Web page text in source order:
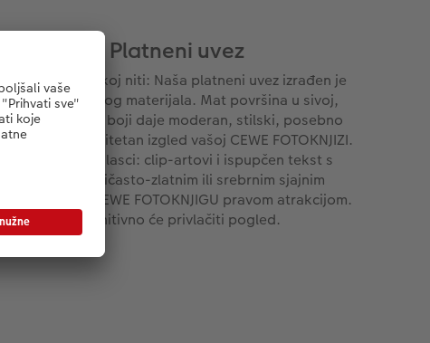
Platneni uvez
Doživljaj u svakoj niti: Naša platneni uvez izrađen je
od finog tkanog materijala. Mat površina u sivoj,
bijeloj i plavoj boji daje moderan, stilski, posebno
elegantan i kvalitetan izgled vašoj CEWE FOTOKNJIZI.
Savršeni naglasci: clip-artovi i ispupčen tekst s
zlatnim, ružičasto-zlatnim ili srebrnim sjajnim
efektom čine CEWE FOTOKNJIGU pravom atrakcijom.
Definitivno će privlačiti pogled.